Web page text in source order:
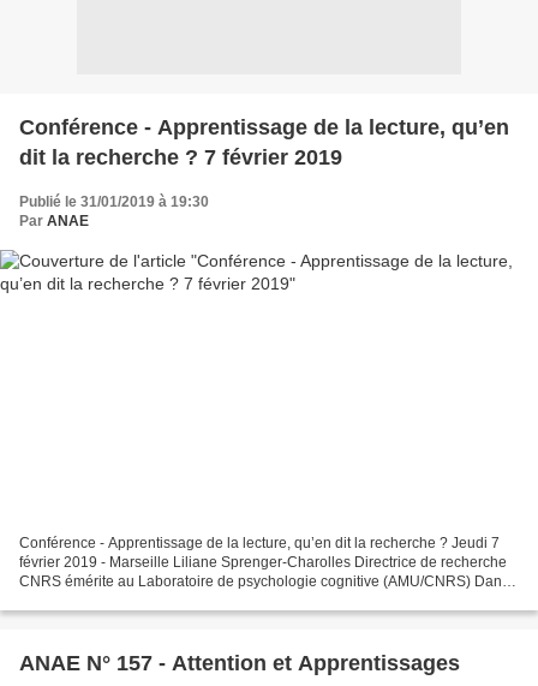
Conférence - Apprentissage de la lecture, qu’en
dit la recherche ? 7 février 2019
Publié le 31/01/2019 à 19:30
Par ANAE
Conférence - Apprentissage de la lecture, qu’en dit la recherche ? Jeudi 7
février 2019 - Marseille Liliane Sprenger-Charolles Directrice de recherche
CNRS émérite au Laboratoire de psychologie cognitive (AMU/CNRS) Dans
ANAE N° 157 - Attention et Apprentissages